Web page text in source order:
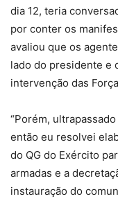
dia 12, teria
por conter os
avaliou que os
lado do presidente e
intervenção das
“Porém,
então eu resolvei
do QG do Exército
armadas e a
instauração do